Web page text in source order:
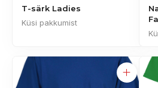
T-särk Ladies
Küsi pakkumist